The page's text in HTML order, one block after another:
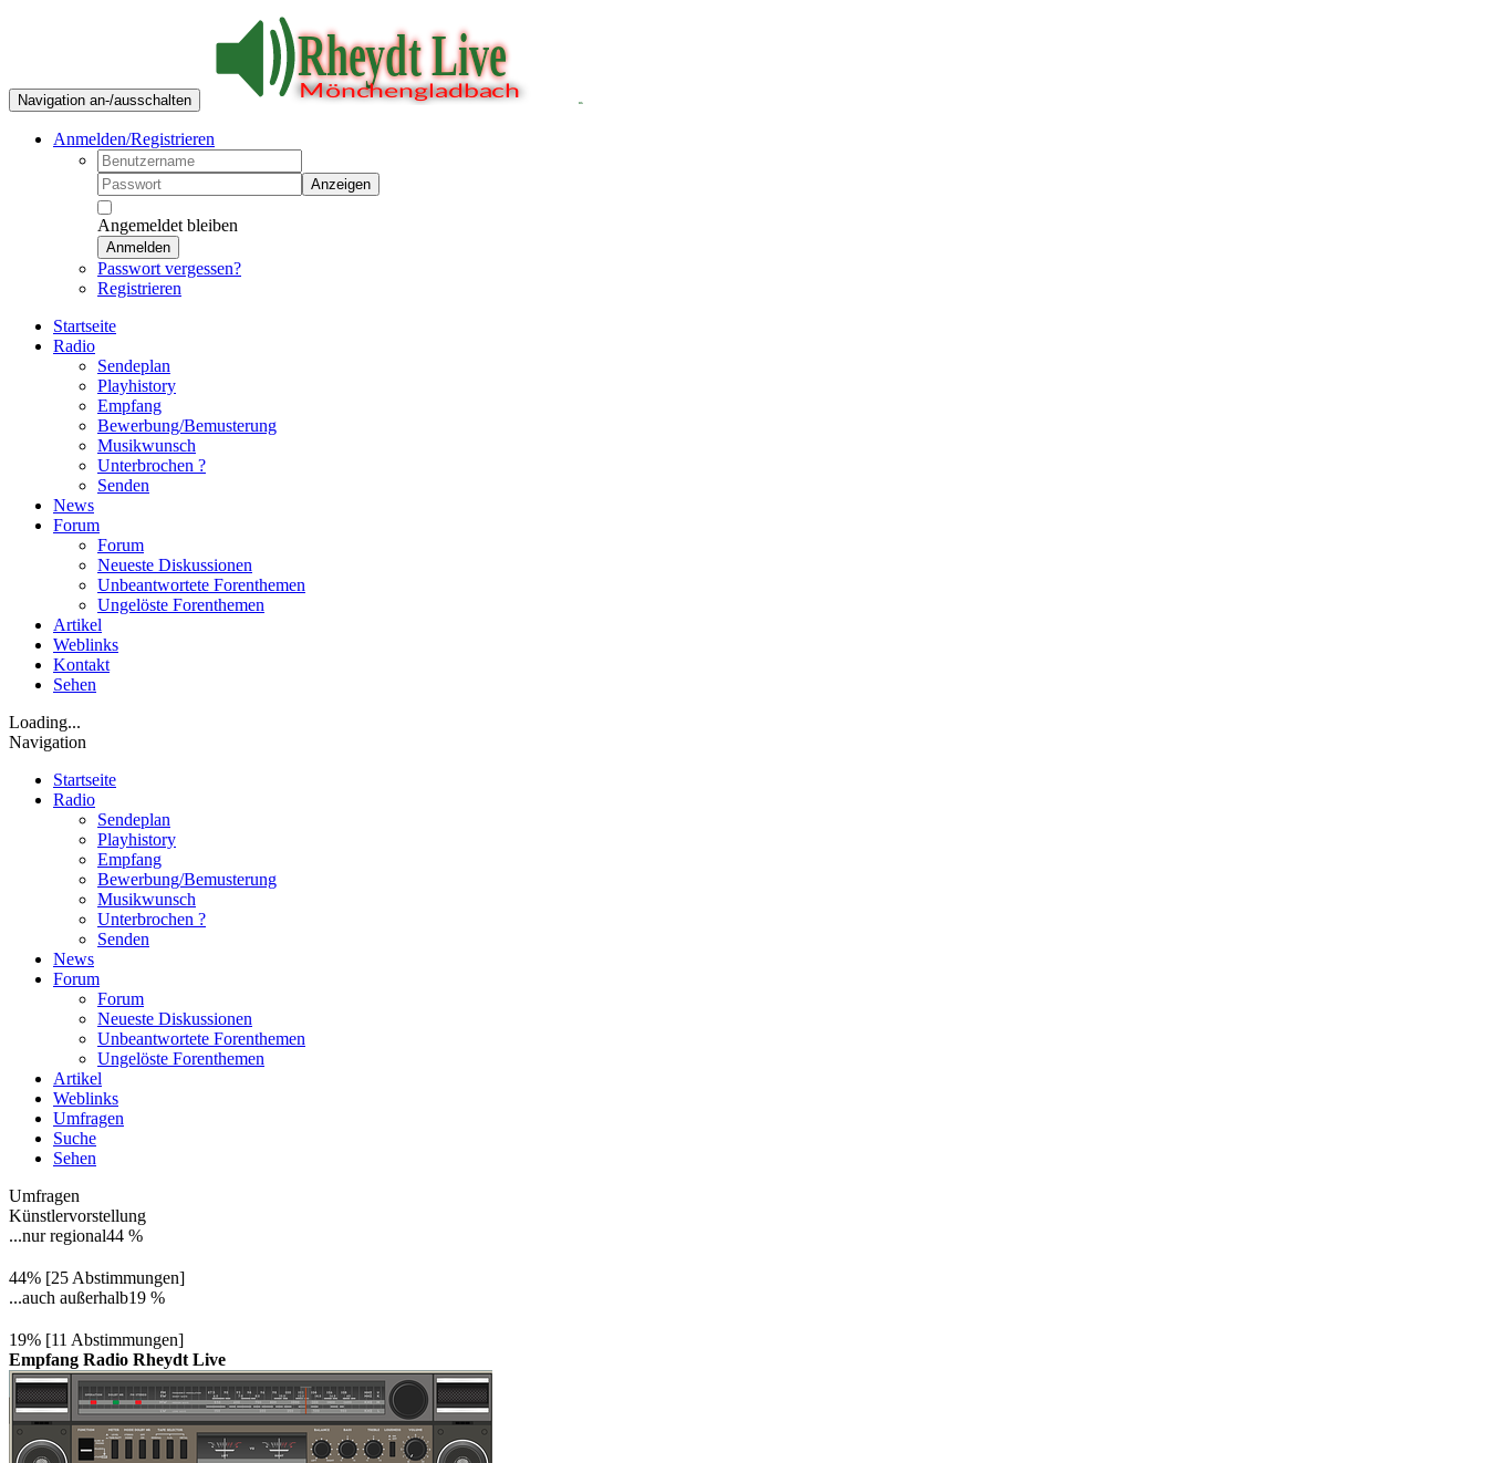
Navigation an-/ausschalten
Anmelden/Registrieren
Anzeigen
Angemeldet bleiben
Anmelden
Passwort vergessen?
Registrieren
Startseite
Radio
Sendeplan
Playhistory
Empfang
Bewerbung/Bemusterung
Musikwunsch
Unterbrochen ?
Senden
News
Forum
Forum
Neueste Diskussionen
Unbeantwortete Forenthemen
Ungelöste Forenthemen
Artikel
Weblinks
Kontakt
Sehen
Loading...
Navigation
Startseite
Radio
Sendeplan
Playhistory
Empfang
Bewerbung/Bemusterung
Musikwunsch
Unterbrochen ?
Senden
News
Forum
Forum
Neueste Diskussionen
Unbeantwortete Forenthemen
Ungelöste Forenthemen
Artikel
Weblinks
Umfragen
Suche
Sehen
Umfragen
Künstlervorstellung
...nur regional44 %
44% [25 Abstimmungen]
...auch außerhalb19 %
19% [11 Abstimmungen]
Empfang Radio Rheydt Live